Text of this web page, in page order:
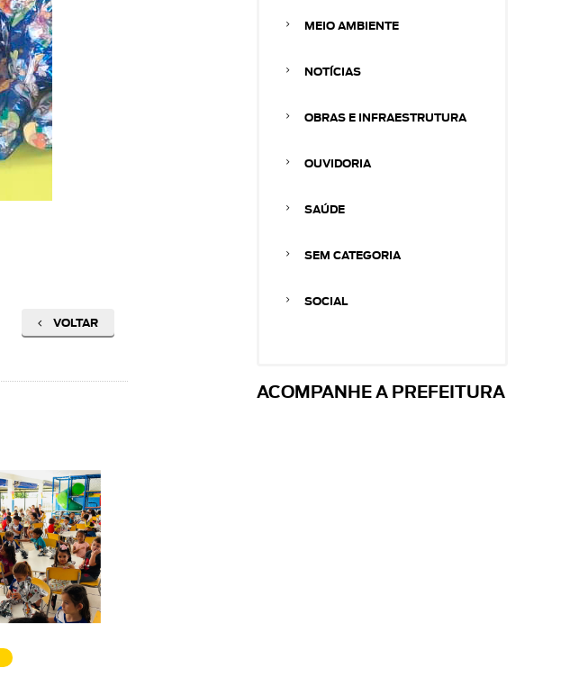
VOLTAR
MEIO AMBIENTE
NOTÍCIAS
OBRAS E INFRAESTRUTURA
OUVIDORIA
SAÚDE
SEM CATEGORIA
SOCIAL
ACOMPANHE A PREFEITURA